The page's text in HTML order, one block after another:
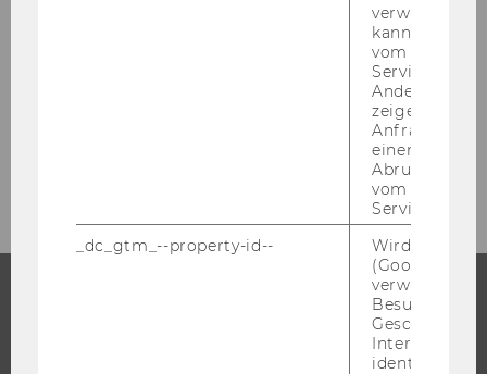
verwendet
kann, um
vom AMP-
Service
Andere
zeigen Opt-
Anfrage im
einen Fehler
Abrufen
vom AMP
Service an.
_dc_gtm_--property-id--
Wird von
(Google Tag
verwendet,
Besucher
Geschlecht
Interessen zu
identifizieren.